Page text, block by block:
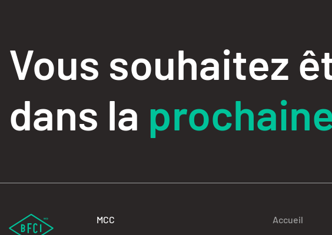
Vous souhaitez
dans la
MCC
Accueil